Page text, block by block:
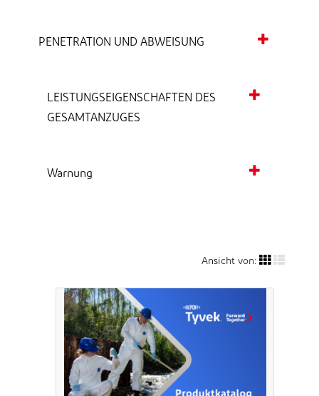
PENETRATION UND ABWEISUNG
LEISTUNGSEIGENSCHAFTEN DES
GESAMTANZUGES
Warnung
Ansicht von: